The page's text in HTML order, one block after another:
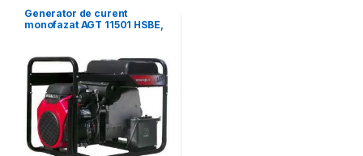
electrice
Generator de curent
monofazat AGT 11501 HSBE,